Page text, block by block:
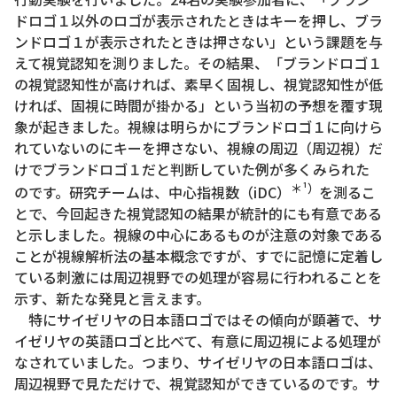
ドロゴ１以外のロゴが表示されたときはキーを押し、ブラ
ンドロゴ１が表示されたときは押さない」という課題を与
えて視覚認知を測りました。その結果、「ブランドロゴ１
の視覚認知性が高ければ、素早く固視し、視覚認知性が低
ければ、固視に時間が掛かる」という当初の予想を覆す現
象が起きました。視線は明らかにブランドロゴ１に向けら
れていないのにキーを押さない、視線の周辺（周辺視）だ
けでブランドロゴ１だと判断していた例が多くみられた
のです。研究チームは、中心指視数（iDC）
＊¹） を測るこ
とで、今回起きた視覚認知の結果が統計的にも有意である
と示しました。視線の中心にあるものが注意の対象である
ことが視線解析法の基本概念ですが、すでに記憶に定着し
ている刺激には周辺視野での処理が容易に行われることを
示す、新たな発見と言えます。
特にサイゼリヤの日本語ロゴではその傾向が顕著で、サ
イゼリヤの英語ロゴと比べて、有意に周辺視による処理が
なされていました。つまり、サイゼリヤの日本語ロゴは、
周辺視野で見ただけで、視覚認知ができているのです。サ